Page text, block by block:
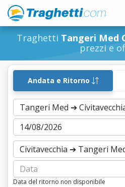
Traghetti Tangeri Med
prezzi e
Andata e Ritorno
Data del ritorno non disponibile